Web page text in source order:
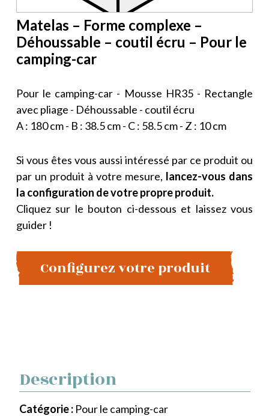
Matelas – Forme complexe –
Déhoussable – coutil écru – Pour le
camping-car
Pour le camping-car - Mousse HR35 - Rectangle
avec pliage - Déhoussable - coutil écru
A : 180 cm - B : 38.5 cm - C : 58.5 cm - Z : 10 cm
Si vous êtes vous aussi intéressé par ce produit ou
par un produit à votre mesure, lancez-vous dans
la configuration de votre propre produit.
Cliquez sur le bouton ci-dessous et laissez vous
guider !
Configurez votre produit
Description
Catégorie : Pour le camping-car